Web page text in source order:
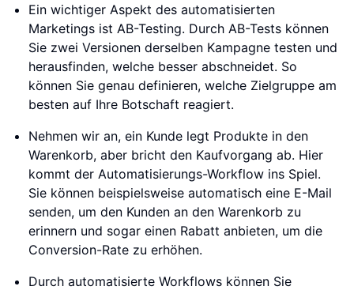
Ein wichtiger Aspekt des automatisierten
Marketings ist AB-Testing. Durch AB-Tests können
Sie zwei Versionen derselben Kampagne testen und
herausfinden, welche besser abschneidet. So
können Sie genau definieren, welche Zielgruppe am
besten auf Ihre Botschaft reagiert.
Nehmen wir an, ein Kunde legt Produkte in den
Warenkorb, aber bricht den Kaufvorgang ab. Hier
kommt der Automatisierungs-Workflow ins Spiel.
Sie können beispielsweise automatisch eine E-Mail
senden, um den Kunden an den Warenkorb zu
erinnern und sogar einen Rabatt anbieten, um die
Conversion-Rate zu erhöhen.
Durch automatisierte Workflows können Sie